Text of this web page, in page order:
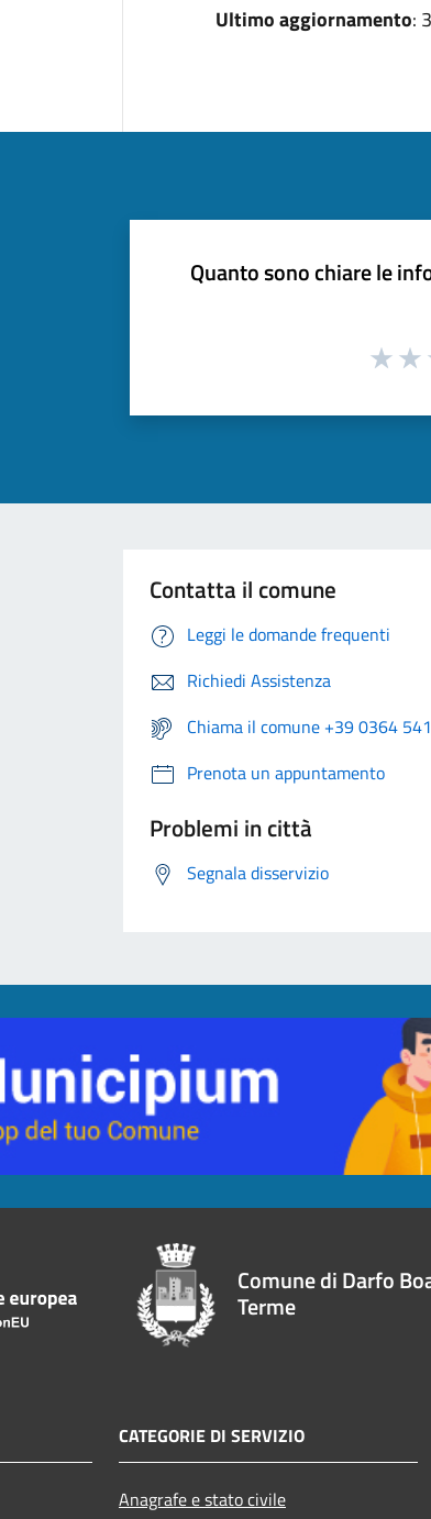
Ultimo aggiornamento:
Quanto sono chiare le
Contatta il comune
Leggi le domande frequenti
Richiedi Assistenza
Chiama il comune +39 0364
Prenota un appuntamento
Problemi in città
Segnala disservizio
Comune di Darfo
Terme
CATEGORIE DI SERVIZIO
Anagrafe e stato civile